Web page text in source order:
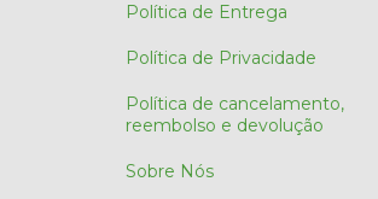
Política de Entrega
Política de Privacidade
Política de cancelamento,
reembolso e devolução
Sobre Nós